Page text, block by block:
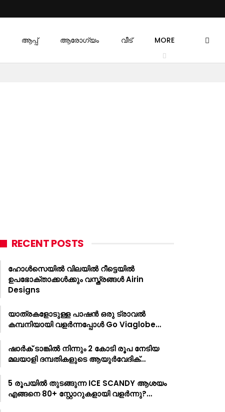
ആപ്പ് ആരോഗ്യം വീട് MORE
RECENT POSTS
ഹോൾസെയിൽ വിലയിൽ റീട്ടെയിൽ
ഉപഭോക്താക്കൾക്കും വസ്ത്രങ്ങൾ Airin
Designs
യാത്രകളോടുള്ള പാഷൻ ഒരു ട്രാവൽ
കമ്പനിയായി വളർന്നപ്പോൾ Go Viaglobe…
ഷാർക്‌ ടാങ്കിൽ നിന്നും 2 കോടി രൂപ നേടിയ
മലയാളി ദമ്പതികളുടെ ആയുർവേദിക്…
5 രൂപയിൽ തുടങ്ങുന്ന ICE SCANDY ആശയം
എങ്ങനെ 80+ സ്റ്റോറുകളായി വളർന്നു?…